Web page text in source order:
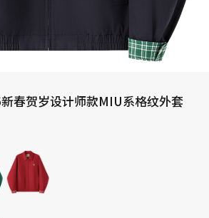
春贺岁设计师款MIU系格纹外套